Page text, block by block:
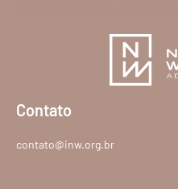
Contato
contato@inw.org.br